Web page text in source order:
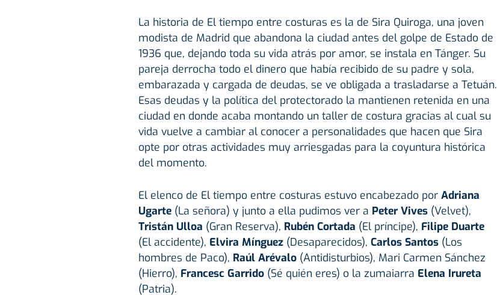
La historia de El tiempo entre costuras es la de Sira Quiroga, una joven
modista de Madrid que abandona la ciudad antes del golpe de Estado de
1936 que, dejando toda su vida atrás por amor, se instala en Tánger. Su
pareja derrocha todo el dinero que había recibido de su padre y sola,
embarazada y cargada de deudas, se ve obligada a trasladarse a Tetuán.
Esas deudas y la política del protectorado la mantienen retenida en una
ciudad en donde acaba montando un taller de costura gracias al cual su
vida vuelve a cambiar al conocer a personalidades que hacen que Sira
opte por otras actividades muy arriesgadas para la coyuntura histórica
del momento.
El elenco de El tiempo entre costuras estuvo encabezado por Adriana
Ugarte(La señora) y junto a ella pudimos ver a Peter Vives (Velvet),
Tristán Ulloa (Gran Reserva), Rubén Cortada (El príncipe), Filipe Duarte
(El accidente), Elvira Mínguez (Desaparecidos), Carlos Santos (Los
hombres de Paco), Raúl Arévalo (Antidisturbios), Mari Carmen Sánchez
(Hierro), Francesc Garrido (Sé quién eres) o la zumaiarra Elena Irureta
(Patria).